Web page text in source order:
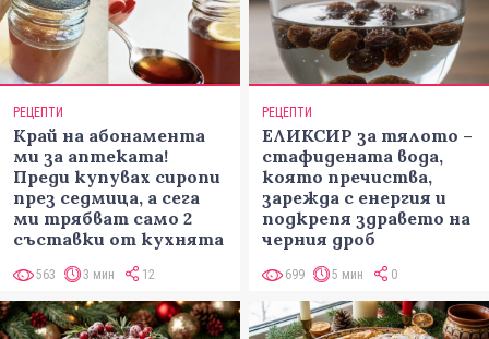
РЕЦЕПТИ
Край на абонамента
ми за аптеката!
Преди купувах сиропи
през седмица, а сега
ми трябват само 2
съставки от кухнята
563 3 мин 12
РЕЦЕПТИ
ЕЛИКСИР за тялото –
стафидената вода,
която пречиства,
зарежда с енергия и
подкрепя здравето на
черния дроб
699 5 мин 0